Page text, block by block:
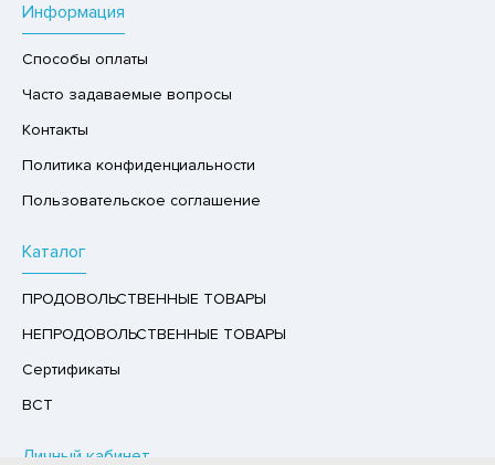
ШОКОЛАДНЫЕ БАТОНЧИКИ,
ПАСТА
Информация
Способы оплаты
Часто задаваемые вопросы
Контакты
Политика конфиденциальности
Пользовательское соглашение
Каталог
ПРОДОВОЛЬСТВЕННЫЕ ТОВАРЫ
НЕПРОДОВОЛЬСТВЕННЫЕ ТОВАРЫ
Сертификаты
ВСТ
Личный кабинет